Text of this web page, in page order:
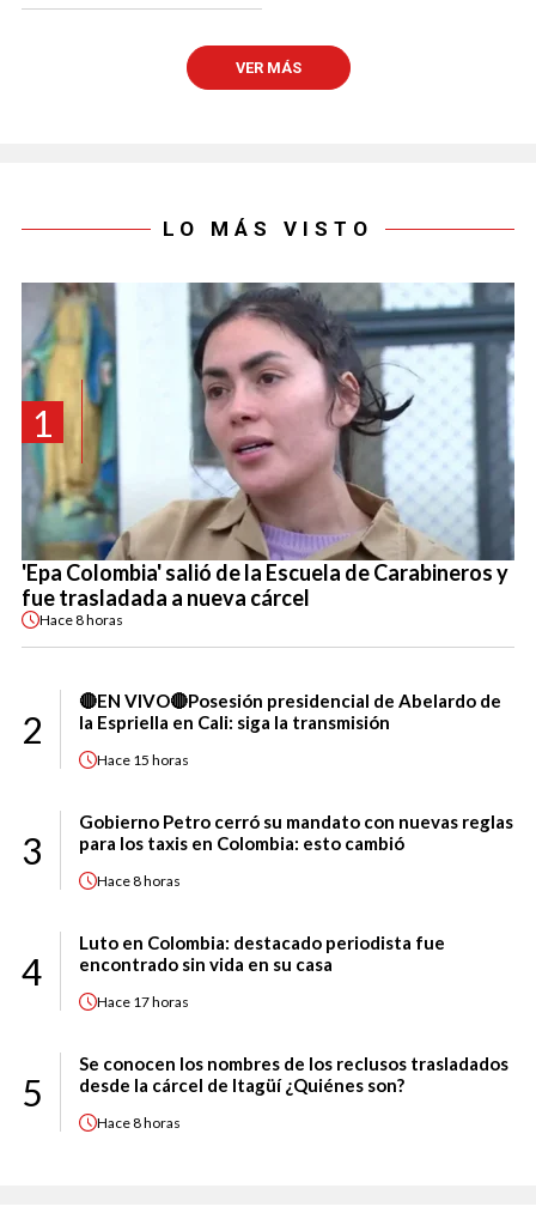
VER MÁS
LO MÁS VISTO
1
'Epa Colombia' salió de la Escuela de Carabineros y
fue trasladada a nueva cárcel
Hace8 horas
2
🔴EN VIVO🔴Posesión presidencial de Abelardo de
la Espriella en Cali: siga la transmisión
Hace 15 horas
3
Gobierno Petro cerró su mandato con nuevas reglas
para los taxis en Colombia: esto cambió
Hace8 horas
4
Luto en Colombia: destacado periodista fue
encontrado sin vida en su casa
Hace 17 horas
5
Se conocen los nombres de los reclusos trasladados
desde la cárcel de Itagüí ¿Quiénes son?
Hace8 horas